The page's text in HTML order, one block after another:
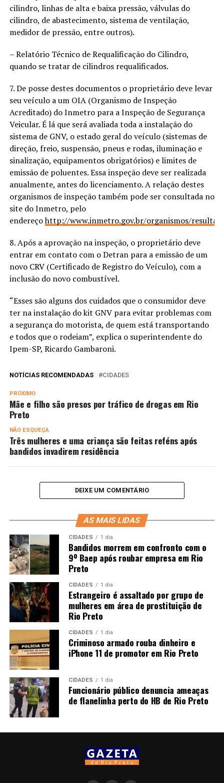
cilindro, linhas de alta e baixa pressão, válvulas do
cilindro, de abastecimento, sistema de ventilação,
medidor de pressão, entre outros).
– Relatório Técnico de Requalificação do Cilindro,
quando se tratar de cilindros requalificados.
7. De posse destes documentos o proprietário deve levar
seu veículo a um OIA (Organismo de Inspeção
Acreditado) do Inmetro para a Inspeção de Segurança
Veicular. É lá que será avaliada toda a instalação do
sistema de GNV, o estado geral do veículo (sistemas de
direção, freio, suspensão, pneus e rodas, iluminação e
sinalização, equipamentos obrigatórios) e limites de
emissão de poluentes. Essa inspeção deve ser realizada
anualmente, antes do licenciamento. A relação destes
organismos de inspeção também pode ser consultada no
site do Inmetro, pelo
endereçohttp://www.inmetro.gov.br/organismos/
8. Após a aprovação na inspeção, o proprietário deve
entrar em contato com o Detran para a emissão de um
novo CRV (Certificado de Registro do Veículo), com a
inclusão do novo combustível.
“Esses são alguns dos cuidados que o consumidor deve
ter na instalação do kit GNV para evitar problemas com
a segurança do motorista, de quem está transportando
e todos que o rodeiam”, explica o superintendente do
Ipem-SP, Ricardo Gambaroni.
NOTÍCIAS RECOMENDADAS CIDADES
PRÓXIMO
Mãe e filho são presos por tráfico de drogas em Rio
Preto
NÃO ESQUEÇA
Três mulheres e uma criança são feitas reféns após
bandidos invadirem residência
DEIXE UM COMENTÁRIO
AS MAIS LIDAS
CIDADES 1 dia
Bandidos morrem em confronto com o
9º Baep após roubar empresa em Rio
Preto
CIDADES 1 dia
Estrangeiro é assaltado por grupo de
mulheres em área de prostituição de
Rio Preto
CIDADES 1 dia
Criminoso armado rouba dinheiro e
iPhone 11 de promotor em Rio Preto
CIDADES 1 dia
Funcionário público denuncia ameaças
de flanelinha perto do HB de Rio Preto